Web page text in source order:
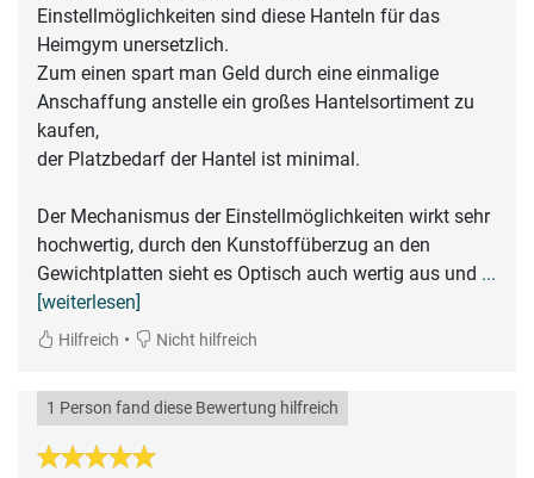
Einstellmöglichkeiten sind diese Hanteln für das
Heimgym unersetzlich.
Zum einen spart man Geld durch eine einmalige
Anschaffung anstelle ein großes Hantelsortiment zu
kaufen,
der Platzbedarf der Hantel ist minimal.
Der Mechanismus der Einstellmöglichkeiten wirkt sehr
hochwertig, durch den Kunstoffüberzug an den
Gewichtplatten sieht es Optisch auch wertig aus und ...
[weiterlesen]
Hilfreich • Nicht hilfreich
1 Person fand diese Bewertung hilfreich